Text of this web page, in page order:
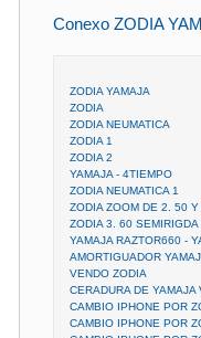
Conexo ZODIA
ZODIA YAMAJA
ZODIA
ZODIA NEUMATICA
ZODIA 1
ZODIA 2
YAMAJA - 4TIEMPO
ZODIA NEUMATICA 1
ZODIA ZOOM DE 2. 50
ZODIA 3. 60 SEMIRIGDA
YAMAJA RAZTOR660 -
AMORTIGUADOR
VENDO ZODIA
CERADURA DE YAMAJA
CAMBIO IPHONE POR
CAMBIO IPHONE POR